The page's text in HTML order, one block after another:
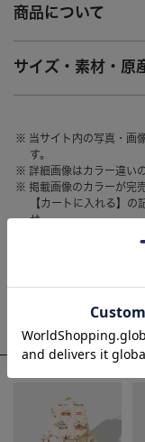
ACCESSORY アクセサリ
PIERCEピアス
EARRING イヤリング
OTHER その他
SALEセール
ALLすべて
FASHIONファッション
MOBILEモバイル
ACCESSORY
商品について
サイズ・素材・原
当サイト内の写真・画
す。
詳細画像はカラー違い
掲載画像のカラーが完
【カートに入れる】
せ。
WEEKLY
ACCOMMODE人気のアイテ